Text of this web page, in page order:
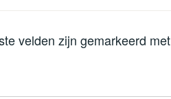
velden zijn gemarkeerd met